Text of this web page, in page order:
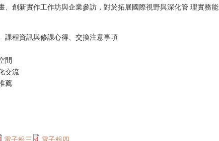
、創新實作工作坊與企業參訪，對於拓展國際視野與深化管 理實務能
課程資訊與修課心得、交換注意事項
間
交流
薦